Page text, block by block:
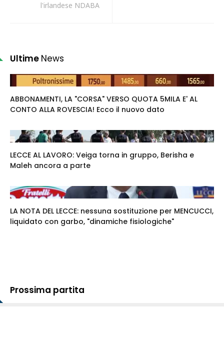
l'irlandese NDABA
Ultime News
ABBONAMENTI, LA "CORSA" VERSO QUOTA 5MILA E' AL
CONTO ALLA ROVESCIA! Ecco il nuovo dato
LECCE AL LAVORO: Veiga torna in gruppo, Berisha e
Maleh ancora a parte
LA NOTA DEL LECCE: nessuna sostituzione per MENCUCCI,
liquidato con garbo, "dinamiche fisiologiche"
Prossima partita